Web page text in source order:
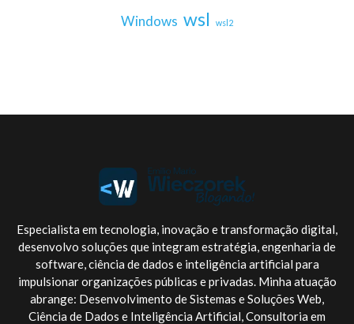
Windows wsl wsl2
Especialista em tecnologia, inovação e transformação digital,
desenvolvo soluções que integram estratégia, engenharia de
software, ciência de dados e inteligência artificial para
impulsionar organizações públicas e privadas. Minha atuação
abrange: Desenvolvimento de Sistemas e Soluções Web,
Ciência de Dados e Inteligência Artificial, Consultoria em